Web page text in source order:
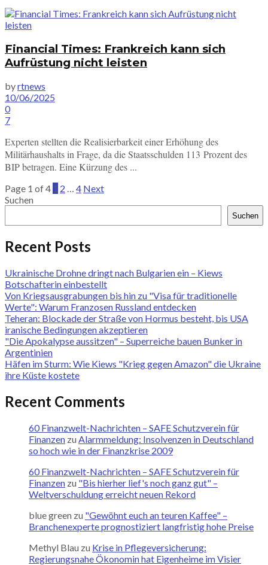
Financial Times: Frankreich kann sich
Aufrüstung nicht leisten
byrtnews
10/06/2025
0
7
Experten stellten die Realisierbarkeit einer Erhöhung des
Militärhaushalts in Frage, da die Staatsschulden 113 Prozent des
BIP betragen. Eine Kürzung des ...
Page 1 of 4 1 2 … 4 Next
Suchen
Suchen
Recent Posts
Ukrainische Drohne dringt nach Bulgarien ein – Kiews
Botschafterin einbestellt
Von Kriegsausgrabungen bis hin zu "Visa für traditionelle
Werte": Warum Franzosen Russland entdecken
Teheran: Blockade der Straße von Hormus besteht, bis USA
iranische Bedingungen akzeptieren
"Die Apokalypse aussitzen" – Superreiche bauen Bunker in
Argentinien
Häfen im Sturm: Wie Kiews "Krieg gegen Amazon" die Ukraine
ihre Küste kostete
Recent Comments
60 Finanzwelt-Nachrichten – SAFE Schutzverein für
Finanzen zu Alarmmeldung: Insolvenzen in Deutschland
so hoch wie in der Finanzkrise 2009
60 Finanzwelt-Nachrichten – SAFE Schutzverein für
Finanzen zu "Bis hierher lief's noch ganz gut" –
Weltverschuldung erreicht neuen Rekord
blue green zu "Gewöhnt euch an teuren Kaffee" –
Branchenexperte prognostiziert langfristig hohe Preise
Methyl Blau zu Krise in Pflegeversicherung:
Regierungsnahe Ökonomin hat Eigenheime im Visier